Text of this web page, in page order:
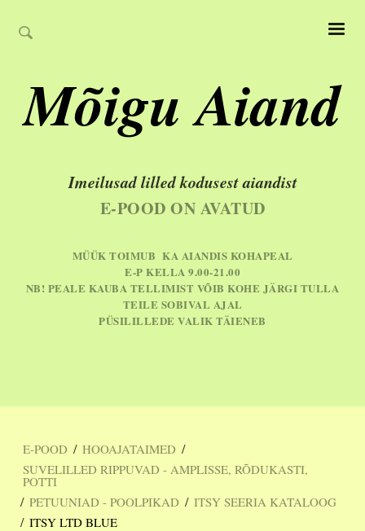
Mõigu Aiand
Imeilusad lilled kodusest aiandist
E-POOD ON AVATUD
MÜÜK TOIMUB KA AIANDIS KOHAPEAL
E-P KELLA 9.00-21.00
NB! PEALE KAUBA TELLIMIST VÕIB KOHE JÄRGI TULLA
TEILE SOBIVAL AJAL
PÜSILILLEDE VALIK TÄIENEB
E-POOD / HOOAJATAIMED /
SUVELILLED RIPPUVAD - AMPLISSE, RÕDUKASTI,
POTTI
/ PETUUNIAD - POOLPIKAD / ITSY SEERIA KATALOOG
/ ITSY LTD BLUE